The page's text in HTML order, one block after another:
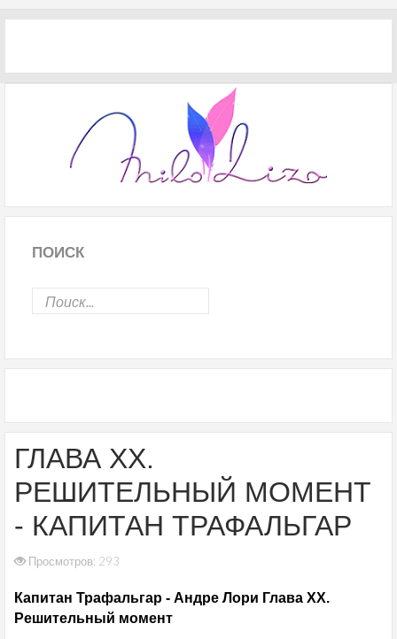
ПОИСК
ГЛАВА XX.
РЕШИТЕЛЬНЫЙ МОМЕНТ
- КАПИТАН ТРАФАЛЬГАР
Просмотров: 293
Капитан Трафальгар - Андре Лори Глава XX.
Решительный момент